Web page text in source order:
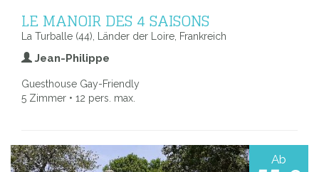
LE MANOIR DES 4 SAISONS
La Turballe (44), Länder der Loire, Frankreich
Jean-Philippe
Guesthouse Gay-Friendly
5 Zimmer • 12 pers. max.
Ab